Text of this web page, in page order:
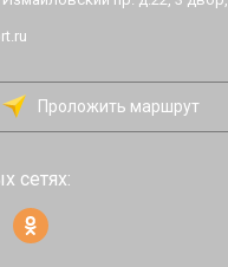
Проложить маршрут
сетях: